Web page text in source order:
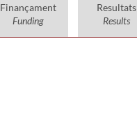
Finançament
Funding
Resultats
Results